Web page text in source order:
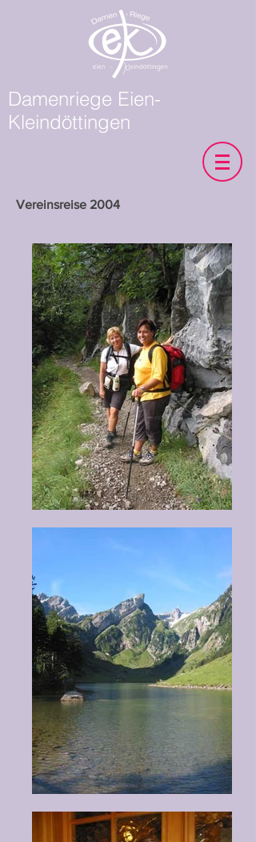
Damenriege Eien-
Kleindöttingen
Vereinsreise 2004